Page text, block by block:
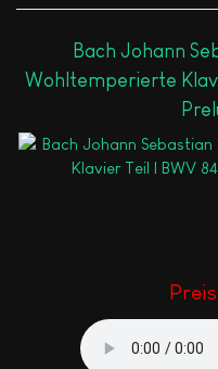
Bach Johann
Wohltemperierte